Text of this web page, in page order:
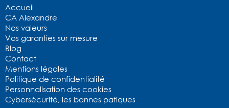
Accueil
CA Alexandre
Nos valeurs
Vos garanties sur mesure
Blog
Contact
Mentions légales
Politique de confidentialité
Personnalisation des cookies
Cybersécurité, les bonnes patiques